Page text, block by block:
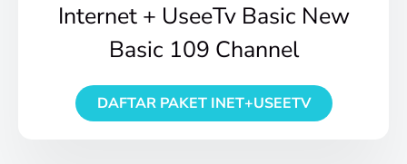
Internet + UseeTv Basic New
Basic 109 Channel
DAFTAR PAKET INET+USEETV